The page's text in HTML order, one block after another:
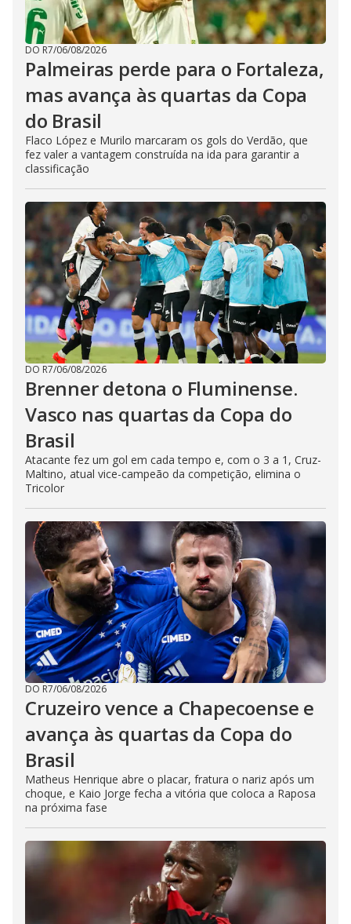
DO R7/06/08/2026
Palmeiras perde para o Fortaleza,
mas avança às quartas da Copa
do Brasil
Flaco López e Murilo marcaram os gols do Verdão, que
fez valer a vantagem construída na ida para garantir a
classificação
DO R7/06/08/2026
Brenner detona o Fluminense.
Vasco nas quartas da Copa do
Brasil
Atacante fez um gol em cada tempo e, com o 3 a 1, Cruz-
Maltino, atual vice-campeão da competição, elimina o
Tricolor
DO R7/06/08/2026
Cruzeiro vence a Chapecoense e
avança às quartas da Copa do
Brasil
Matheus Henrique abre o placar, fratura o nariz após um
choque, e Kaio Jorge fecha a vitória que coloca a Raposa
na próxima fase